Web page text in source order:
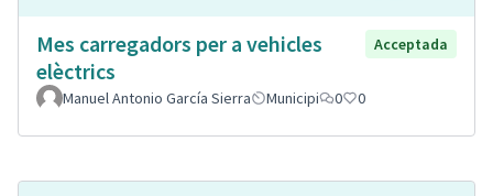
Mes carregadors per a vehicles
elèctrics
Acceptada
Manuel Antonio García Sierra Municipi 0 0